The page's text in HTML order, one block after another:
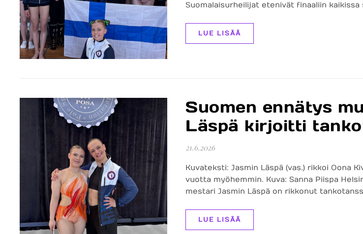
Suomalaisurheilijat etenivät finaaliin
LUE LISÄÄ
Suomen ennätys
Läspä kirjoitti
21.6.2026
Kuvateksti: Jasmin Läspä (vas.) rikkoi Oona
vuotta myöhemmin. Kuva: Sanna Piispa
mestari Jasmin Läspä on rikkonut
LUE LISÄÄ